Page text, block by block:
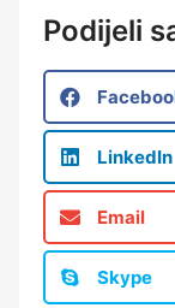
Podijeli
LinkedIn
Email
Skype